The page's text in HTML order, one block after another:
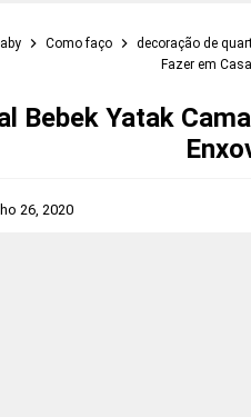
Como faço decoração de
Fazer em
Bebek Yatak
26, 2020